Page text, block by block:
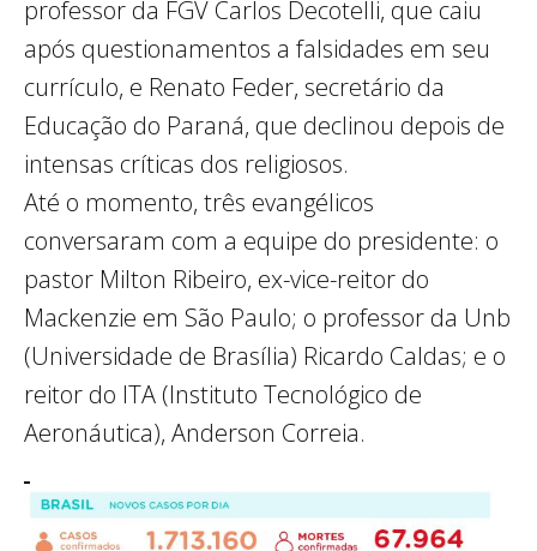
professor da FGV Carlos Decotelli, que caiu
após questionamentos a falsidades em seu
currículo, e Renato Feder, secretário da
Educação do Paraná, que declinou depois de
intensas críticas dos religiosos.
Até o momento, três evangélicos
conversaram com a equipe do presidente: o
pastor Milton Ribeiro, ex-vice-reitor do
Mackenzie em São Paulo; o professor da Unb
(Universidade de Brasília) Ricardo Caldas; e o
reitor do ITA (Instituto Tecnológico de
Aeronáutica), Anderson Correia.​